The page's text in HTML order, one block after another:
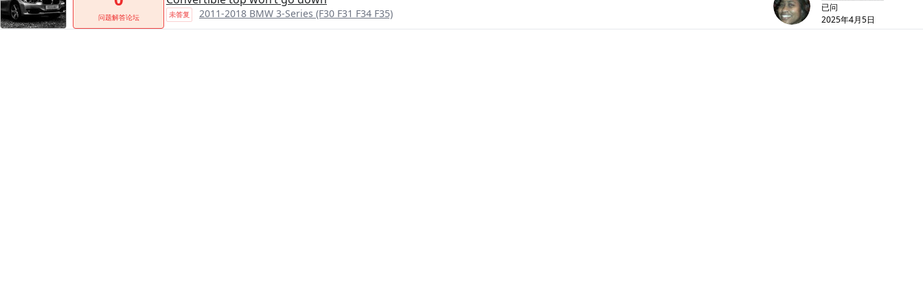
问题解答论坛 未答复 2011-2018 BMW 3-Series (F30 F31 F34 F35)
已问
2025年4月5日